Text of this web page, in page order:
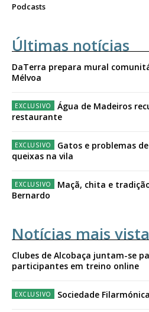
Podcasts
Últimas notícias
DaTerra prepara mural
Mélvoa
Água de Madeiros
restaurante
Gatos e problemas
queixas na vila
Maçã, chita e
Bernardo
Notícias mais
Clubes de Alcobaça juntam-se
participantes em treino online
Sociedade